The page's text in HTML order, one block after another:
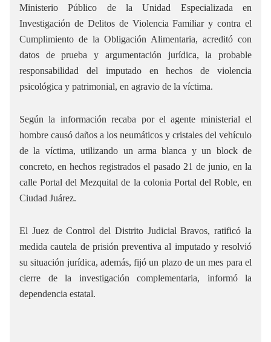
Ministerio Público de la Unidad Especializada en
Investigación de Delitos de Violencia Familiar y contra el
Cumplimiento de la Obligación Alimentaria, acreditó con
datos de prueba y argumentación jurídica, la probable
responsabilidad del imputado en hechos de violencia
psicológica y patrimonial, en agravio de la víctima.
Según la información recaba por el agente ministerial el
hombre causó daños a los neumáticos y cristales del vehículo
de la víctima, utilizando un arma blanca y un block de
concreto, en hechos registrados el pasado 21 de junio, en la
calle Portal del Mezquital de la colonia Portal del Roble, en
Ciudad Juárez.
El Juez de Control del Distrito Judicial Bravos, ratificó la
medida cautela de prisión preventiva al imputado y resolvió
su situación jurídica, además, fijó un plazo de un mes para el
cierre de la investigación complementaria, informó la
dependencia estatal.